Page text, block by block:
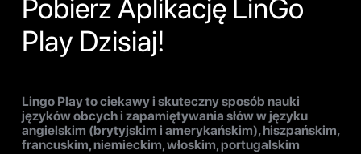
Pobierz Aplikację LinGo
Play Dzisiaj!
Lingo Play to ciekawy i skuteczny sposób nauki
języków obcych i zapamiętywania słów w języku
angielskim (brytyjskim i amerykańskim), hiszpańskim,
francuskim, niemieckim, włoskim, portugalskim